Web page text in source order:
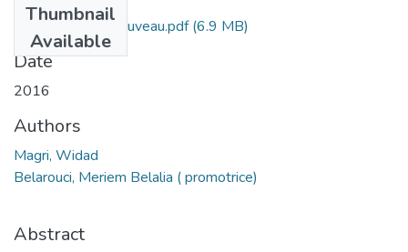
Thumbnail
Available
Mémoire finale nouveau.pdf(6.9 MB)
Date
2016
Authors
Magri, Widad
Belarouci, Meriem Belalia ( promotrice)
Abstract